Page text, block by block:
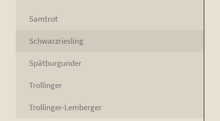
Samt­rot
Schwarz­ries­ling
Spät­bur­gun­der
Trol­lin­ger
Trol­lin­ger-Lem­ber­ger